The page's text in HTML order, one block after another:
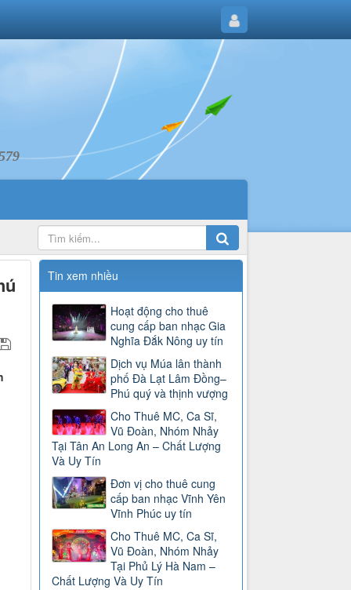
Tin xem nhiều
Hoạt động cho thuê
cung cấp ban nhạc Gia
Nghĩa Đắk Nông uy tín
Dịch vụ Múa lân thành
phố Đà Lạt Lâm Đồng–
Phú quý và thịnh vượng
Cho Thuê MC, Ca Sĩ,
Vũ Đoàn, Nhóm Nhảy
Tại Tân An Long An – Chất Lượng
Và Uy Tín
Đơn vị cho thuê cung
cấp ban nhạc Vĩnh Yên
Vĩnh Phúc uy tín
Cho Thuê MC, Ca Sĩ,
Vũ Đoàn, Nhóm Nhảy
Tại Phủ Lý Hà Nam –
Chất Lượng Và Uy Tín